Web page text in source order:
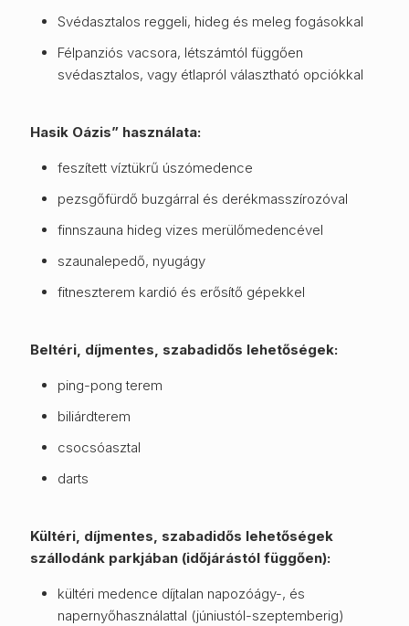
Svédasztalos reggeli, hideg és meleg fogásokkal
Félpanziós vacsora, létszámtól függően
svédasztalos, vagy étlapról választható opciókkal
Hasik Oázis” használata:
feszített víztükrű úszómedence
pezsgőfürdő buzgárral és derékmasszírozóval
finnszauna hideg vizes merülőmedencével
szaunalepedő, nyugágy
fitneszterem kardió és erősítő gépekkel
Beltéri, díjmentes, szabadidős lehetőségek:
ping-pong terem
biliárdterem
csocsóasztal
darts
Kültéri, díjmentes, szabadidős lehetőségek
szállodánk parkjában (időjárástól függően):
kültéri medence díjtalan napozóágy-, és
napernyőhasználattal (júniustól-szeptemberig)